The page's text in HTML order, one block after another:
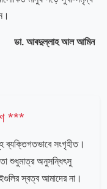
ডা. আবদুল্লাহ আল আমিন
***
ব্যক্তিগতভাবে সংগৃহীত।
শুধুমাত্র অনুসন্ধিৎসু
স্বত্ব আমাদের না।